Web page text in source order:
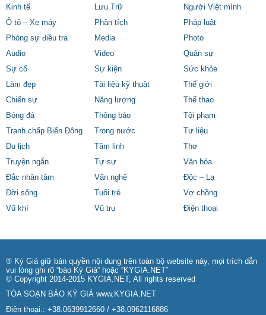
Kinh tế
Lưu Trữ
Người Việt mình
Ô tô – Xe máy
Phân tích
Pháp luật
Phóng sự điều tra
Media
Photo
Audio
Video
Quân sự
Sự cố
Sự kiện
Sức khỏe
Làm đẹp
Tài liệu kỹ thuật
Thế giới
Chiến sự
Năng lượng
Thể thao
Bóng đá
Thông báo
Tội phạm
Tranh chấp Biển Đông
Trong nước
Tư liệu
Du lịch
Tâm linh
Thơ
Truyện ngắn
Tự sự
Văn hóa
Đắc nhân tâm
Văn nghệ
Độc – Lạ
Đời sống
Tuổi trẻ
Vợ chồng
Vũ khí
Vũ trụ Điện thoại
® Ký Giả giữ bản quyền nội dung trên toàn bộ website này, mọi trích dẫn
vui lòng ghi rõ “báo Ký Giả” hoặc “KYGIA.NET”
© Copyright 2014-2015 KYGIA.NET, All rights reserved
TÒA SOẠN BÁO KÝ GIẢ www.KYGIA.NET
Điện thoại.: +38.0639912660 / +38.0962116886